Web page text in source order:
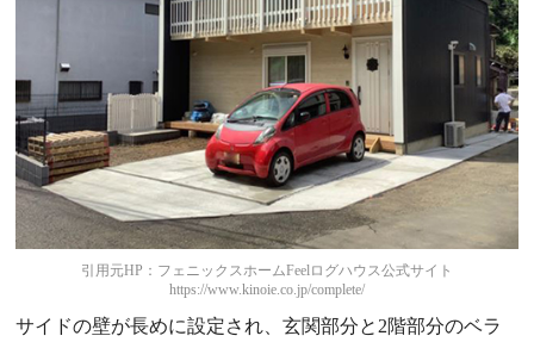
引用元HP：フェニックスホームFeelログハウス公式サイト
https://www.kinoie.co.jp/complete/
サイドの壁が長めに設定され、玄関部分と2階部分のベラ